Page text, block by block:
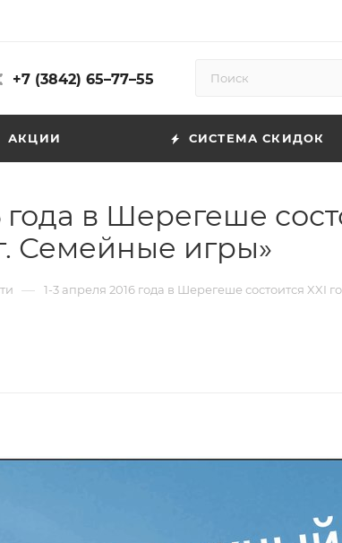
+7 (3842) 65–77–55
АКЦИИ СИСТЕМА СКИДОК
года в Шерегеше
Семейные игры»
— 1-3 апреля 2016 года в Шерегеше состоится